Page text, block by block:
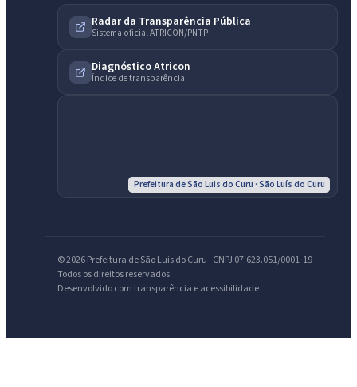
Radar da Transparência Pública
Sistema oficial ATRICON/PNTP
Diagnóstico Atricon
Índice de transparência
Prefeitura de São Luis do Curu · São Luís do Curu
© 2026 Prefeitura de São Luis do Curu · CNPJ 07.623.051/0001-19 —
Todos os direitos reservados
Desenvolvido com transparência e acessibilidade